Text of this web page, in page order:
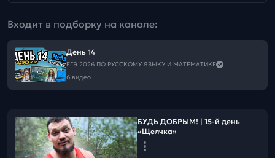
Входит в подборку на канале:
День 14
ЕГЭ 2026 ПО РУССКОМУ ЯЗЫКУ И МАТЕМАТИКЕ
6 видео
БУДЬ ДОБРЫМ! | 15-й день
«Щелчка»